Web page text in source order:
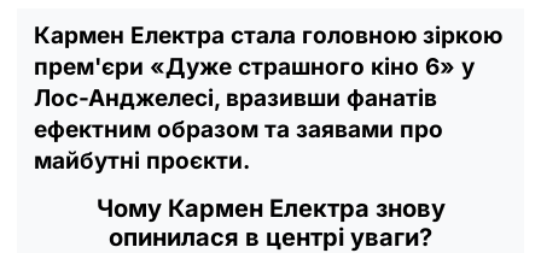
Кармен Електра стала головною зіркою
прем'єри «Дуже страшного кіно 6» у
Лос-Анджелесі, вразивши фанатів
ефектним образом та заявами про
майбутні проєкти.
Чому Кармен Електра знову
опинилася в центрі уваги?